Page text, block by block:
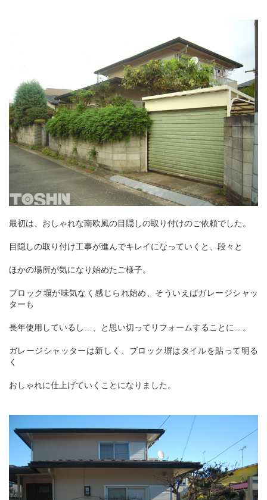
最初は、おしゃれな南欧風の目隠しの取り付けのご依頼でした。
目隠しの取り付け工事が進んでキレイになっていくと、段々と
ほかの場所が気になり始めたご様子。
ブロック塀が味気なく感じられ始め、そういえばガレージシャッ
ターも
長年使用しているし…、と 思い切ってリフォームすることに…。
ガレージシャッターは新しく、ブロック塀はタイルを貼って明る
く
おしゃれに仕上げていくことになりました。